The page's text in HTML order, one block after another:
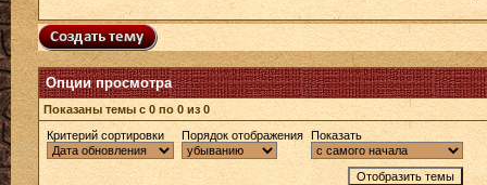
Опции просмотра
Показаны темы с 0 по 0 из 0
Критерий сортировки
Порядок отображения Показать